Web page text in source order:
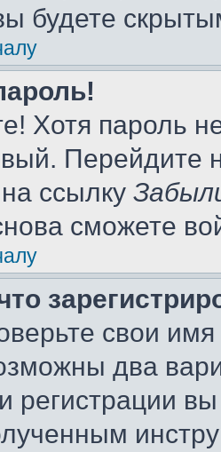
будете
Хотя пароль
Перейдите
ссылку
сможете
свои
два
регистрации